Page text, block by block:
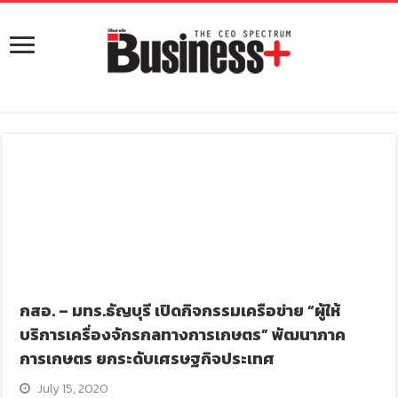
กสอ. – มทร.ธัญบุรี เปิดกิจกรรมเครือข่าย “ผู้ให้
บริการเครื่องจักรกลทางการเกษตร” พัฒนาภาค
การเกษตร ยกระดับเศรษฐกิจประเทศ
July 15, 2020